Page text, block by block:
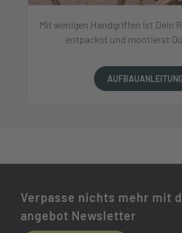
Mit wenigen Handgriffen ist Dein
entpackst und montierst Du
Verpasse nichts mehr mit
angebot Newsletter